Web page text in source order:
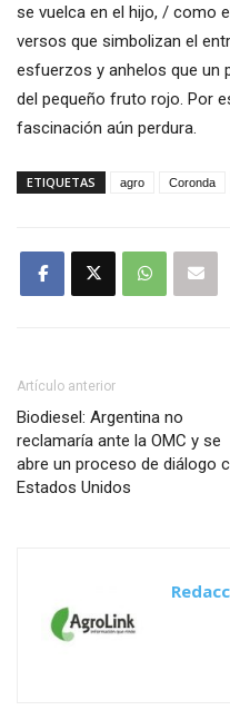
se vuelca en el hijo, / como
versos que simbolizan el
esfuerzos y anhelos que un
del pequeño fruto rojo. Por
fascinación aún perdura.
ETIQUETAS agro Coronda
Artículo anterior
Biodiesel: Argentina no
reclamaría ante la OMC y se
abre un proceso de diálogo
Estados Unidos